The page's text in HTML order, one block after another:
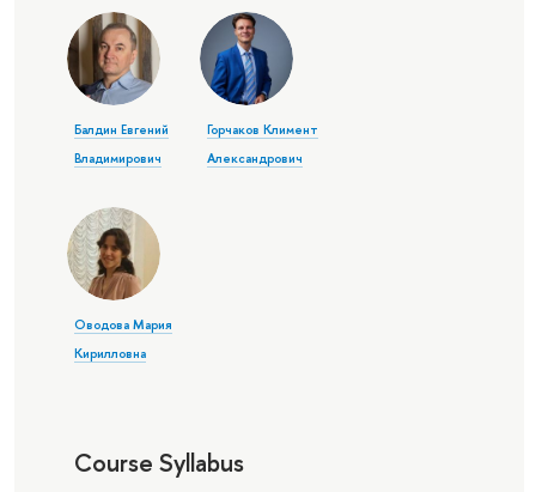
Балдин Евгений
Владимирович
Горчаков Климент
Александрович
Оводова Мария
Кирилловна
Course Syllabus